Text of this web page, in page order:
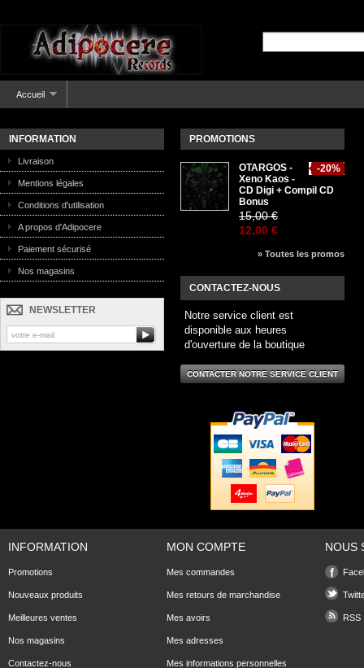
Accueil
INFORMATION
Livraison
Mentions légales
Conditions d'utilisation
A propos d'Adipocere
Paiement sécurisé
Nos magasins
NEWSLETTER
PROMOTIONS
-20%
OTARGOS -
Xeno Kaos -
CD Digi + Compil CD
Bonus
15,00 €
12,00 €
» Toutes les promos
CONTACTEZ-NOUS
Notre service client est
disponible aux heures
d'ouverture de la boutique
CONTACTER NOTRE SERVICE CLIENT
INFORMATION
Promotions
Nouveaux produits
Meilleures ventes
Nos magasins
Contactez-nous
MON COMPTE
Mes commandes
Mes retours de marchandise
Mes avoirs
Mes adresses
Mes informations personnelles
NOUS
RSS